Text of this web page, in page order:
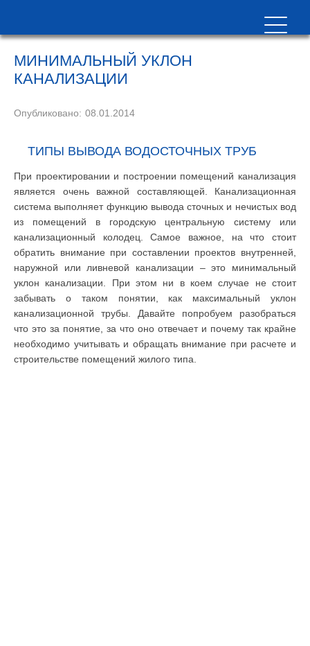
МИНИМАЛЬНЫЙ УКЛОН
КАНАЛИЗАЦИИ
Опубликовано: 08.01.2014
ТИПЫ ВЫВОДА ВОДОСТОЧНЫХ ТРУБ
При проектировании и построении помещений канализация
является очень важной составляющей. Канализационная
система выполняет функцию вывода сточных и нечистых вод
из помещений в городскую центральную систему или
канализационный колодец. Самое важное, на что стоит
обратить внимание при составлении проектов внутренней,
наружной или ливневой канализации – это минимальный
уклон канализации. При этом ни в коем случае не стоит
забывать о таком понятии, как максимальный уклон
канализационной трубы. Давайте попробуем разобраться
что это за понятие, за что оно отвечает и почему так крайне
необходимо учитывать и обращать внимание при расчете и
строительстве помещений жилого типа.